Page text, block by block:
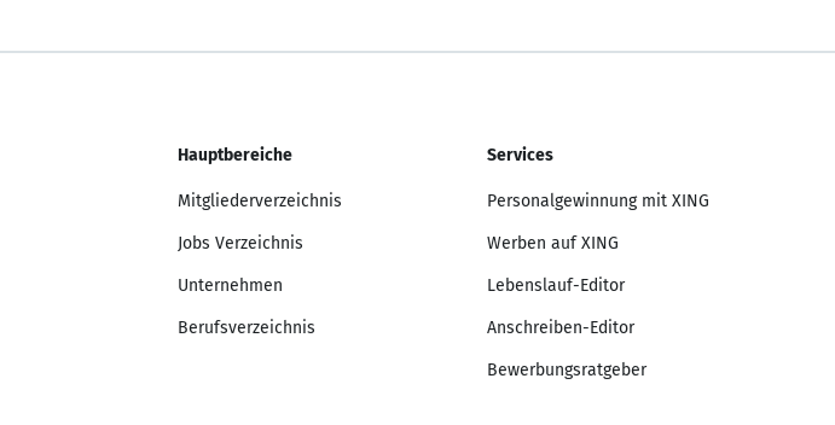
Hauptbereiche
Mitgliederverzeichnis
Jobs Verzeichnis
Unternehmen
Berufsverzeichnis
Services
Personalgewinnung mit XING
Werben auf XING
Lebenslauf-Editor
Anschreiben-Editor
Bewerbungsratgeber